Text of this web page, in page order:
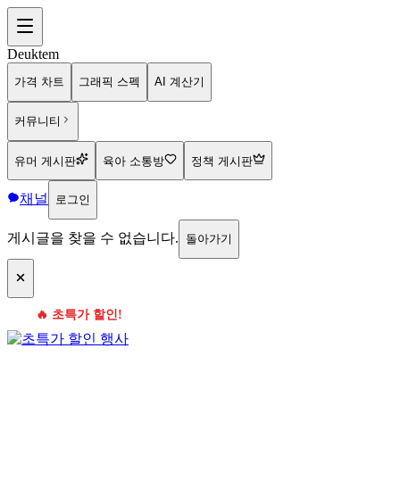
Deuktem
가격 차트 그래픽 스펙 AI 계산기
커뮤니티
유머 게시판 육아 소통방 정책 게시판
채널 로그인
게시글을 찾을 수 없습니다. 돌아가기
🔥 초특가 할인!